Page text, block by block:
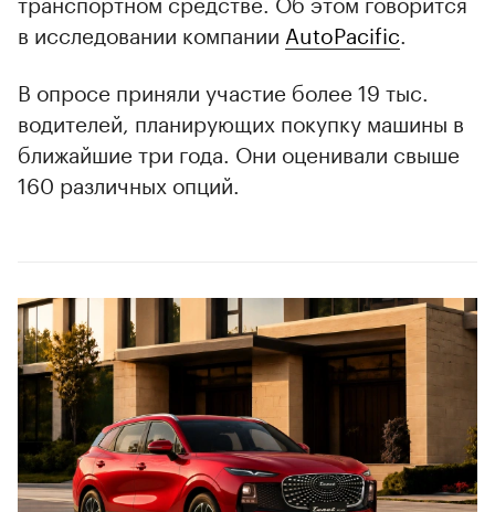
в исследовании компании AutoPacific.
В опросе приняли участие более 19 тыс.
водителей, планирующих покупку машины в
ближайшие три года. Они оценивали свыше
160 различных опций.
00:00 / 00:00